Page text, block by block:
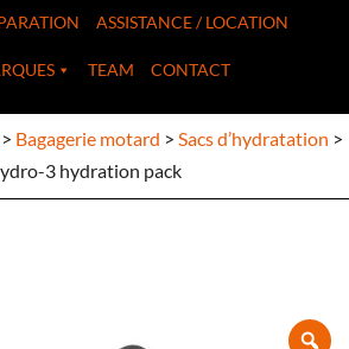
ASSISTANCE / LOCATION
TEAM CONTACT
Bagagerie motard > Sacs d’hydratation >
3 hydration pack